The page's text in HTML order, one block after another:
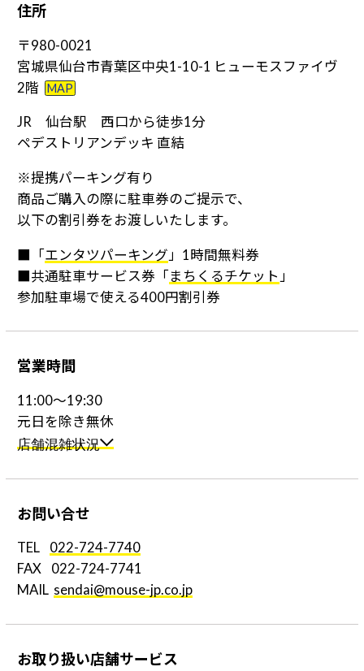
住所
〒980-0021
宮城県仙台市青葉区中央1-10-1 ヒューモスファイヴ
2階
MAP
JR 仙台駅 西口から徒歩1分
ペデストリアンデッキ 直結
※提携パーキング有り
商品ご購入の際に駐車券のご提示で、
以下の割引券をお渡しいたします。
■「エンタツパーキング 」1時間無料券
■共通駐車サービス券「まちくるチケット 」
参加駐車場で使える400円割引券
営業時間
11:00～19:30
元日を除き無休
店舗混雑状況
お問い合せ
TEL 022-724-7740
FAX 022-724-7741
MAIL sendai@mouse-jp.co.jp
お取り扱い店舗サービス